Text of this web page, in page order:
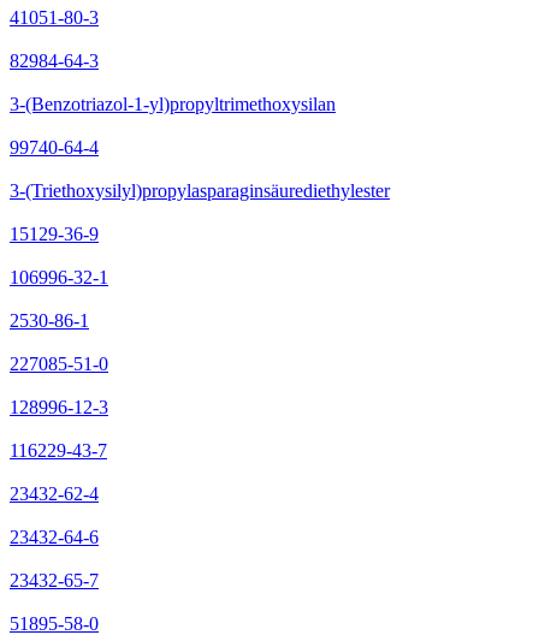
41051-80-3
82984-64-3
3-(Benzotriazol-1-yl)propyltrimethoxysilan
99740-64-4
3-(Triethoxysilyl)propylasparaginsäurediethylester
15129-36-9
106996-32-1
2530-86-1
227085-51-0
128996-12-3
116229-43-7
23432-62-4
23432-64-6
23432-65-7
51895-58-0